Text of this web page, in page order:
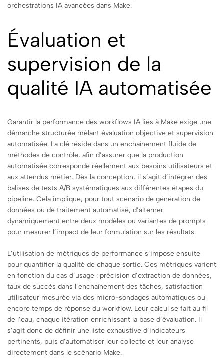
orchestrations IA avancées dans Make.
Évaluation et
supervision de la
qualité IA automatisée
Garantir la performance des workflows IA liés à Make exige une
démarche structurée mêlant évaluation objective et supervision
automatisée. La clé réside dans un enchaînement fluide de
méthodes de contrôle, afin d’assurer que la production
automatisée corresponde réellement aux besoins utilisateurs et
aux attendus métier. Dès la conception, il s’agit d’intégrer des
balises de tests A/B systématiques aux différentes étapes du
pipeline. Cela implique, pour tout scénario de génération de
données ou de traitement automatisé, d’alterner
dynamiquement entre deux modèles ou variantes de prompts
pour mesurer l’impact de leur formulation sur les résultats.
L’utilisation de métriques de performance s’impose ensuite
pour quantifier la qualité de chaque sortie. Ces métriques varient
en fonction du cas d’usage : précision d’extraction de données,
taux de succès dans l’enchaînement des tâches, satisfaction
utilisateur mesurée via des micro-sondages automatiques ou
encore temps de réponse du workflow. Leur calcul se fait au fil
de l’eau, chaque itération enrichissant la base d’évaluation. Il
s’agit donc de définir une liste exhaustive d’indicateurs
pertinents, puis d’automatiser leur collecte et leur analyse
directement dans le scénario Make.